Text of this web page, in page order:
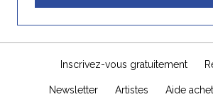
Inscrivez-vous gratuitement
Newsletter Artistes Aide